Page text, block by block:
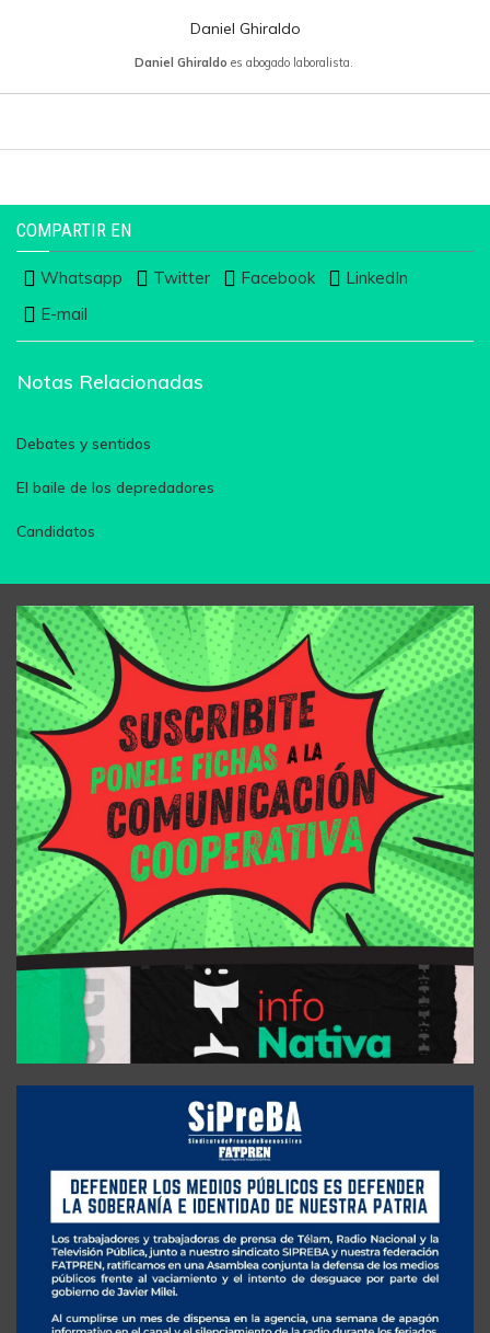
Daniel Ghiraldo
Daniel Ghiraldo es abogado laboralista.
COMPARTIR EN
Whatsapp Twitter Facebook
LinkedIn
E-mail
Notas Relacionadas
Debates y sentidos
El baile de los depredadores
Candidatos